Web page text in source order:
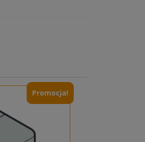
Promocja!